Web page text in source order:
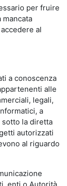
per fruire
al
a conoscenza
alle
legali,
a
sotto la diretta
autorizzati
al riguardo